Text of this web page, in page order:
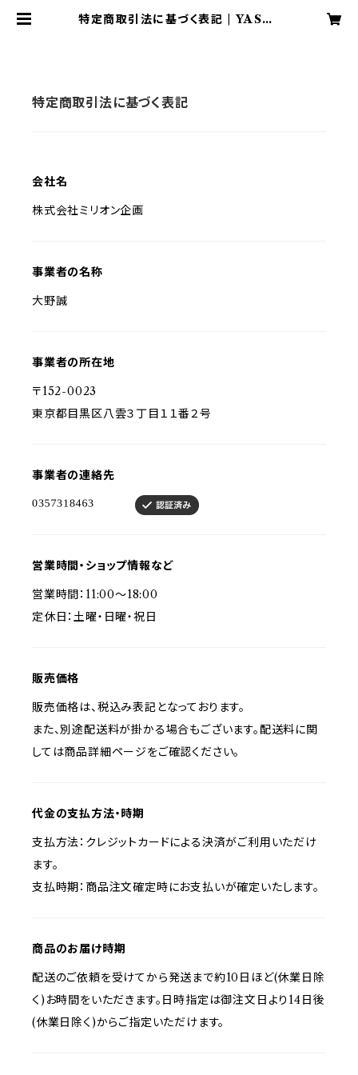
特定商取引法に基づく表記 | YASHI
特定商取引法に基づく表記
会社名
株式会社ミリオン企画
事業者の名称
大野誠
事業者の所在地
〒152-0023
東京都目黒区八雲３丁目１１番２号
事業者の連絡先
営業時間・ショップ情報など
営業時間：11:00～18:00
定休日：土曜・日曜・祝日
販売価格
販売価格は、税込み表記となっております。
また、別途配送料が掛かる場合もございます。配送料に関
しては商品詳細ページをご確認ください。
代金の支払方法・時期
支払方法：クレジットカードによる決済がご利用いただけ
ます。
支払時期：商品注文確定時にお支払いが確定いたします。
商品のお届け時期
配送のご依頼を受けてから発送まで約10日ほど(休業日除
く)お時間をいただきます。日時指定は御注文日より14日後
(休業日除く)からご指定いただけます。